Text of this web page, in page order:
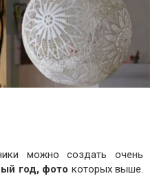
можно создать очень
год, фото которых выше.